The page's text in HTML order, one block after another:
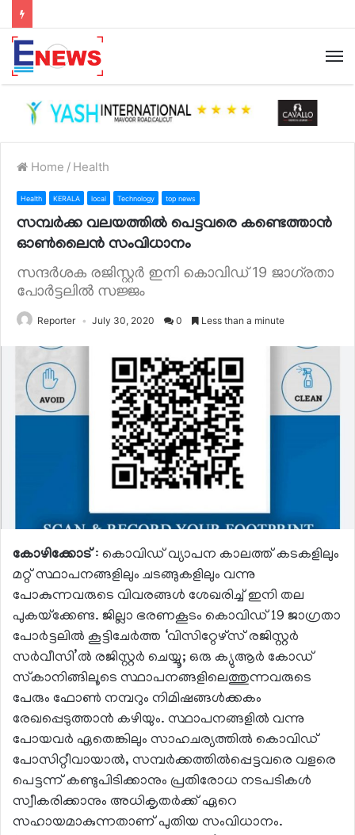
Home / Health
Health KERALA local Technology top news
സമ്പർക്ക വലയത്തിൽ പെട്ടവരെ കണ്ടെത്താൻ
ഓൺലൈൻ സംവിധാനം
സന്ദർശക രജിസ്റ്റര്‍ ഇനി കൊവിഡ് 19 ജാഗ്രതാ
പോര്‍ട്ടലില്‍ സജ്ജം
Reporter July 30, 2020 0 Less than a minute
കോഴിക്കോട്: കൊവിഡ് വ്യാപന കാലത്ത് കടകളിലും
മറ്റ് സ്ഥാപനങ്ങളിലും ചടങ്ങുകളിലും വന്നു
പോകുന്നവരുടെ വിവരങ്ങള്‍ ശേഖരിച്ച് ഇനി തല
പുകയ്‌ക്കേണ്ട. ജില്ലാ ഭരണകൂടം കൊവിഡ് 19 ജാഗ്രതാ
പോര്‍ട്ടലില്‍ കൂട്ടിചേര്‍ത്ത ‘വിസിറ്റേഴ്‌സ് രജിസ്റ്റര്‍
സര്‍വീസി’ല്‍ രജിസ്റ്റര്‍ ചെയ്യൂ; ഒരു ക്യുആര്‍ കോഡ്
സ്‌കാനിങ്ങിലൂടെ സ്ഥാപനങ്ങളിലെത്തുന്നവരുടെ
പേരും ഫോണ്‍ നമ്പറും നിമിഷങ്ങള്‍ക്കകം
രേഖപ്പെടുത്താന്‍ കഴിയും. സ്ഥാപനങ്ങളില്‍ വന്നു
പോയവര്‍ ഏതെങ്കിലും സാഹചര്യത്തില്‍ കൊവിഡ്
പോസിറ്റീവായാല്‍, സമ്പര്‍ക്കത്തില്‍പ്പെട്ടവരെ വളരെ
പെട്ടന്ന് കണ്ടുപിടിക്കാനും പ്രതിരോധ നടപടികള്‍
സ്വീകരിക്കാനും അധികൃതര്‍ക്ക് ഏറെ
സഹായമാകുന്നതാണ് പുതിയ സംവിധാനം.